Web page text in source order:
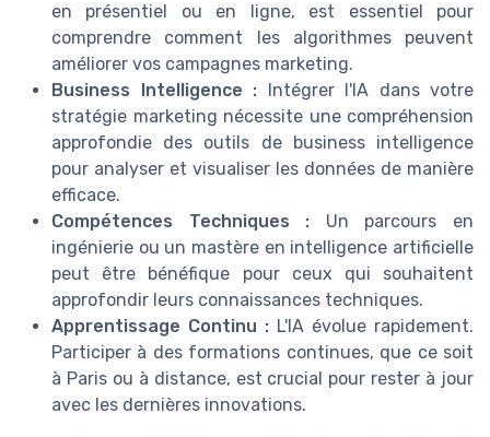
en présentiel ou en ligne, est essentiel pour
comprendre comment les algorithmes peuvent
améliorer vos campagnes marketing.
Business Intelligence : Intégrer l'IA dans votre
stratégie marketing nécessite une compréhension
approfondie des outils de business intelligence
pour analyser et visualiser les données de manière
efficace.
Compétences Techniques : Un parcours en
ingénierie ou un mastère en intelligence artificielle
peut être bénéfique pour ceux qui souhaitent
approfondir leurs connaissances techniques.
Apprentissage Continu : L'IA évolue rapidement.
Participer à des formations continues, que ce soit
à Paris ou à distance, est crucial pour rester à jour
avec les dernières innovations.